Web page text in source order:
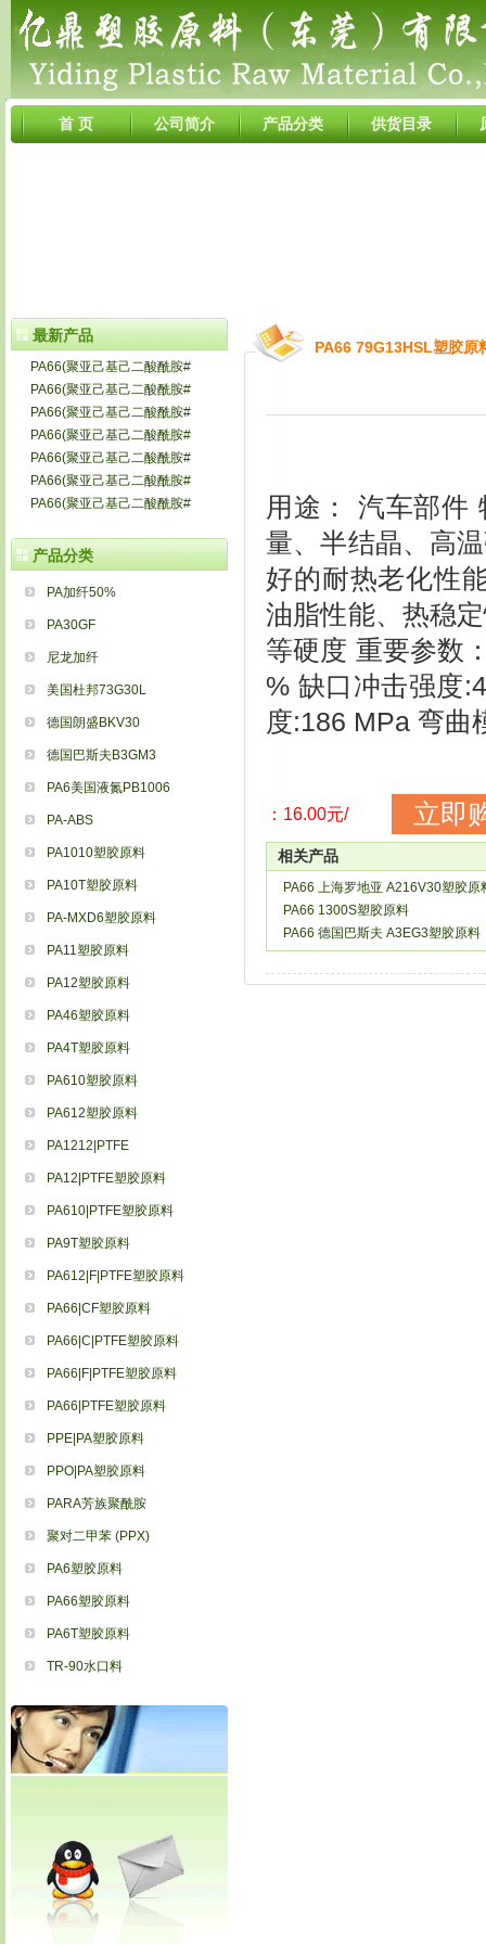
首 页 公司简介 产品分类 供货目录
最新产品
PA66(聚亚己基己二酸酰胺#
PA66(聚亚己基己二酸酰胺#
PA66(聚亚己基己二酸酰胺#
PA66(聚亚己基己二酸酰胺#
PA66(聚亚己基己二酸酰胺#
PA66(聚亚己基己二酸酰胺#
PA66(聚亚己基己二酸酰胺#
产品分类
PA加纤50%
PA30GF
尼龙加纤
美国杜邦73G30L
德国朗盛BKV30
德国巴斯夫B3GM3
PA6美国液氮PB1006
PA-ABS
PA1010塑胶原料
PA10T塑胶原料
PA-MXD6塑胶原料
PA11塑胶原料
PA12塑胶原料
PA46塑胶原料
PA4T塑胶原料
PA610塑胶原料
PA612塑胶原料
PA1212|PTFE
PA12|PTFE塑胶原料
PA610|PTFE塑胶原料
PA9T塑胶原料
PA612|F|PTFE塑胶原料
PA66|CF塑胶原料
PA66|C|PTFE塑胶原料
PA66|F|PTFE塑胶原料
PA66|PTFE塑胶原料
PPE|PA塑胶原料
PPO|PA塑胶原料
PARA芳族聚酰胺
聚对二甲苯 (PPX)
PA6塑胶原料
PA66塑胶原料
PA6T塑胶原料
TR-90水口料
PA66 79G13HSL塑胶原
用途： 汽车部件
量、半结晶、高
好的耐热老化性
油脂性能、热稳
等硬度 重要参数
% 缺口冲击强度
度:186 MPa 弯
：16.00元/ 立即
相关产品
PA66 上海罗地亚 A216V30塑胶原
PA66 1300S塑胶原料
PA66 德国巴斯夫 A3EG3塑胶原料